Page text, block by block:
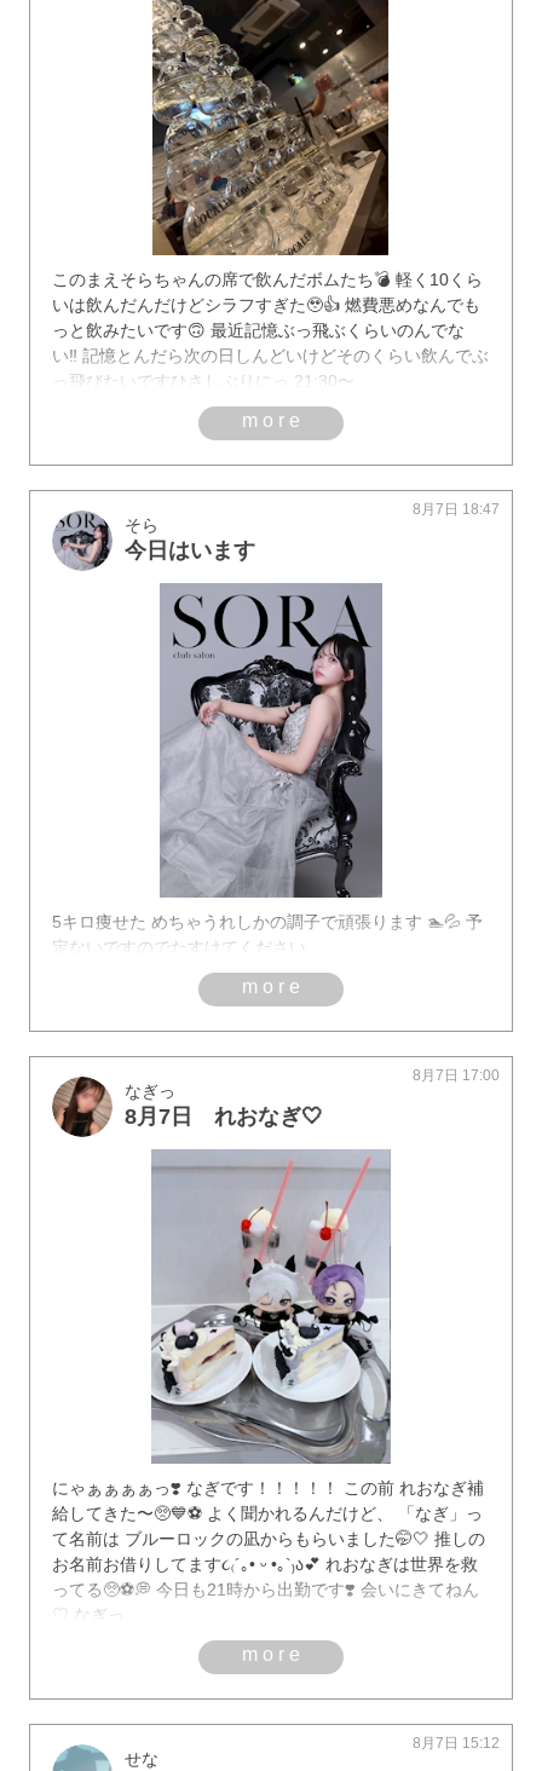
このまえそらちゃんの席で飲んだボムたち💣 軽く10くら
いは飲んだんだけどシラフすぎた🥹👍 燃費悪めなんでも
っと飲みたいです🙃 最近記憶ぶっ飛ぶくらいのんでな
い‼️ 記憶とんだら次の日しんどいけどそのくらい飲んでぶ
っ飛びたいですひさしぶりにっ 21:30〜
more
そら
今日はいます
8月7日 18:47
5キロ痩せた めちゃうれしかの調子で頑張ります 🏊💦 予
定ないですのでたすけてください
more
なぎっ
8月7日 れおなぎ🤍
8月7日 17:00
にゃぁぁぁぁっ❣️ なぎです！！！！！ この前 れおなぎ補
給してきた〜🥺💙⚽️ よく聞かれるんだけど、 「なぎ」っ
て名前は ブルーロックの凪からもらいました🤭🤍 推しの
お名前お借りしてます૮₍´｡• ᵕ •｡`₎ა💕 れおなぎは世界を救
ってる🥺⚽️💭 今日も21時から出勤です❣️ 会いにきてねん
♡ なぎっ
more
せな
8月7日 15:12